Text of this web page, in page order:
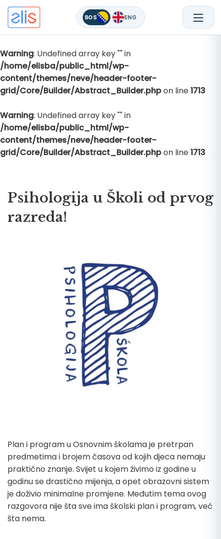
BOS ENG
Skip
to
content
Warning: Undefined array key "" in
/home/elisba/public_html/wp-
content/themes/neve/header-footer-
grid/Core/Builder/Abstract_Builder.phpon line1713
Warning: Undefined array key "" in
/home/elisba/public_html/wp-
content/themes/neve/header-footer-
grid/Core/Builder/Abstract_Builder.phpon line1713
Psihologija u Školi od prvog
razreda!
Plan i program u Osnovnim školama je pretrpan
predmetima i brojem časova od kojih djeca nemaju
praktično znanje. Svijet u kojem živimo iz godine u
godinu se drastično mijenja, a opet obrazovni sistem
je doživio minimalne promjene. Međutim tema ovog
razgovora nije šta sve ima školski plan i program, već
šta nema.